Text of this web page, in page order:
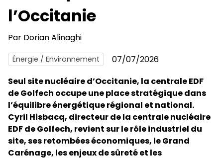
l’Occitanie
Par Dorian Alinaghi
Énergie / Environnement
07/07/2026
Seul site nucléaire d’Occitanie, la centrale EDF
de Golfech occupe une place stratégique dans
l’équilibre énergétique régional et national.
Cyril Hisbacq, directeur de la centrale nucléaire
EDF de Golfech, revient sur le rôle industriel du
site, ses retombées économiques, le Grand
Carénage, les enjeux de sûreté et les